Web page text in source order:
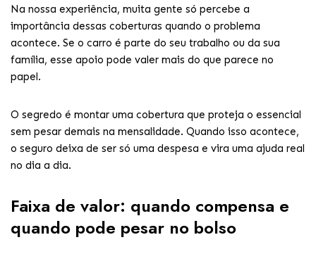
Na nossa experiência, muita gente só percebe a
importância dessas coberturas quando o problema
acontece. Se o carro é parte do seu trabalho ou da sua
família, esse apoio pode valer mais do que parece no
papel.
O segredo é montar uma cobertura que proteja o essencial
sem pesar demais na mensalidade. Quando isso acontece,
o seguro deixa de ser só uma despesa e vira uma ajuda real
no dia a dia.
Faixa de valor: quando compensa e
quando pode pesar no bolso